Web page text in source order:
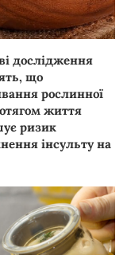
дослідження
що
рослинної
життя
ризик
інсульту на